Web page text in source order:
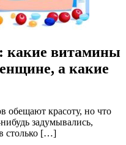
какие витамины
а какие
обещают красоту, но что
задумывались,
столько […]